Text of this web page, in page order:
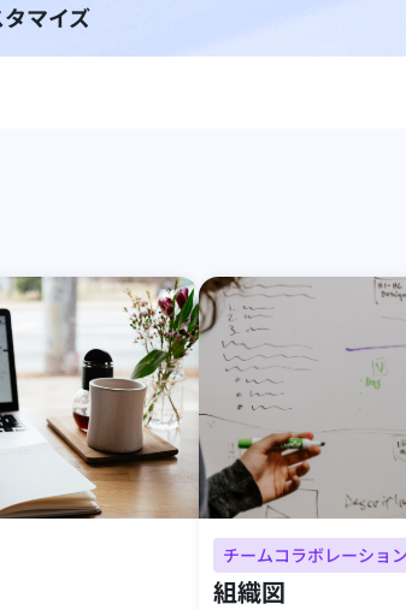
マイズ
チームコラボレーション
組織図